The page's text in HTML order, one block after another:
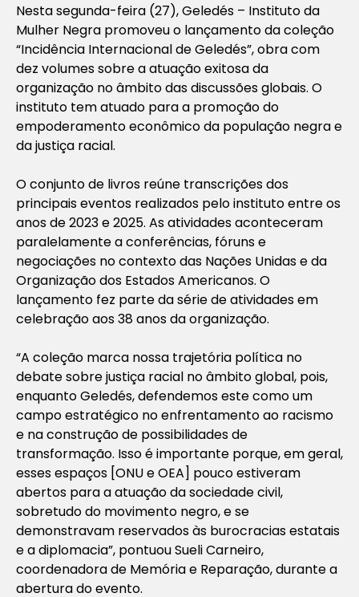
Nesta segunda-feira (27), Geledés – Instituto da
Mulher Negra promoveu o lançamento da coleção
“Incidência Internacional de Geledés”, obra com
dez volumes sobre a atuação exitosa da
organização no âmbito das discussões globais. O
instituto tem atuado para a promoção do
empoderamento econômico da população negra e
da justiça racial.
O conjunto de livros reúne transcrições dos
principais eventos realizados pelo instituto entre os
anos de 2023 e 2025. As atividades aconteceram
paralelamente a conferências, fóruns e
negociações no contexto das Nações Unidas e da
Organização dos Estados Americanos. O
lançamento fez parte da série de atividades em
celebração aos 38 anos da organização.
“A coleção marca nossa trajetória política no
debate sobre justiça racial no âmbito global, pois,
enquanto Geledés, defendemos este como um
campo estratégico no enfrentamento ao racismo
e na construção de possibilidades de
transformação. Isso é importante porque, em geral,
esses espaços [ONU e OEA] pouco estiveram
abertos para a atuação da sociedade civil,
sobretudo do movimento negro, e se
demonstravam reservados às burocracias estatais
e a diplomacia”, pontuou Sueli Carneiro,
coordenadora de Memória e Reparação, durante a
abertura do evento.